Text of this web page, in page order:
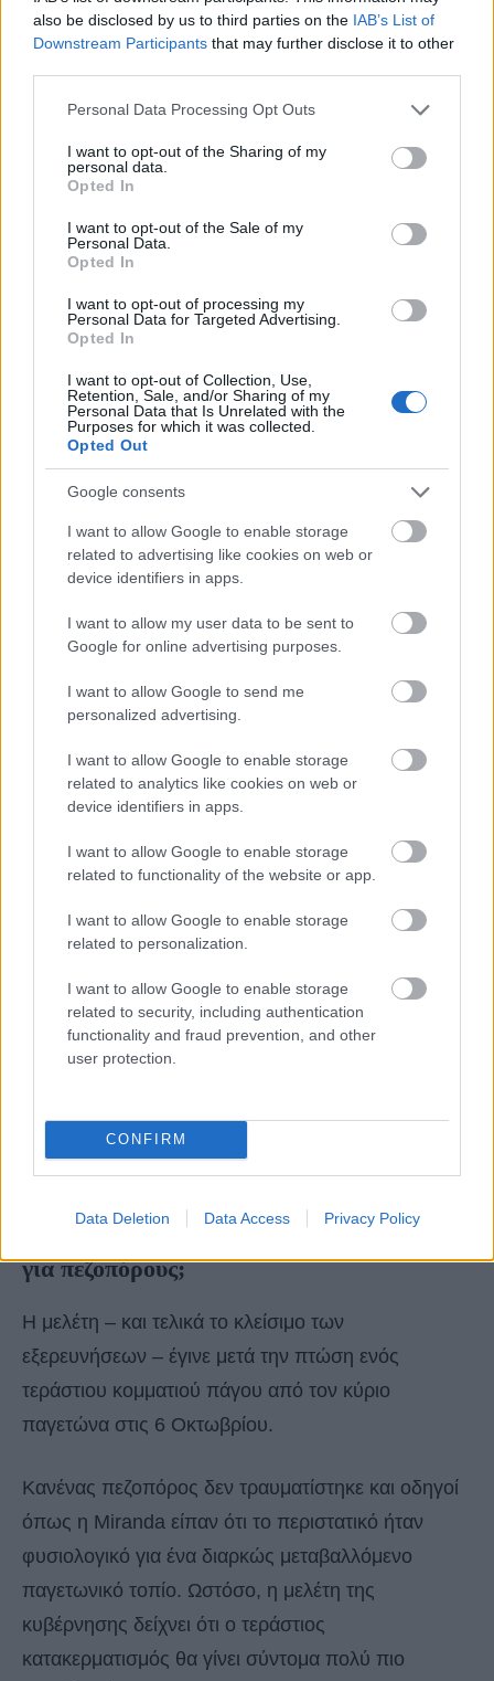
also be disclosed by us to third parties on the IAB’s List of
Downstream Participants that may further disclose it to other
Please note that this website/app uses one or more Google
not limited to your visit or usage behaviour. You may click to
grant or deny consent to Google and its third-party tags to
use your data for below specified purposes in below Google
consent section.
Personal Data Processing Opt Outs
I want to opt-out of the Sharing of my
personal data.
Opted In
I want to opt-out of the Sale of my
Personal Data.
Opted In
I want to opt-out of processing my
Personal Data for Targeted Advertising.
Opted In
I want to opt-out of Collection, Use,
Retention, Sale, and/or Sharing of my
Personal Data that Is Unrelated with the
Purposes for which it was collected.
Opted Out
Google consents
I want to allow Google to enable storage
related to advertising like cookies on web or
device identifiers in apps.
I want to allow my user data to be sent to
Google for online advertising purposes.
I want to allow Google to send me
personalized advertising.
I want to allow Google to enable storage
related to analytics like cookies on web or
device identifiers in apps.
I want to allow Google to enable storage
related to functionality of the website or app.
I want to allow Google to enable storage
related to personalization.
I want to allow Google to enable storage
related to security, including authentication
functionality and fraud prevention, and other
user protection.
CONFIRM
Data Deletion Data Access Privacy Policy
«Για εμάς το κλείσιμο δεν είναι μόνο οικονομικό
αλλά και συναισθηματικό», λέει. «Δουλεύουμε σε
αυτό το μέρος για περισσότερα από 10 χρόνια και
έχει γίνει το δεύτερο σπίτι μας».
Γιατί το Exploradores της Χιλής έκλεισε
για πεζοπόρους;
Η μελέτη – και τελικά το κλείσιμο των
εξερευνήσεων – έγινε μετά την πτώση ενός
τεράστιου κομματιού πάγου από τον κύριο
παγετώνα στις 6 Οκτωβρίου.
Κανένας πεζοπόρος δεν τραυματίστηκε και οδηγοί
όπως η Miranda είπαν ότι το περιστατικό ήταν
φυσιολογικό για ένα διαρκώς μεταβαλλόμενο
παγετωνικό τοπίο. Ωστόσο, η μελέτη της
κυβέρνησης δείχνει ότι ο τεράστιος
κατακερματισμός θα γίνει σύντομα πολύ πιο